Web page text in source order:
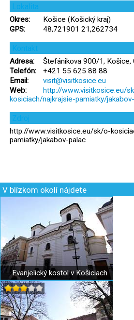
Lokalita
Okres:
Košice (Košický kraj)
GPS:
48,721901 21,262734
Kontakt
Adresa:
Štefánikova 900/1, Košice,
Telefón:
+421 55 625 88 88
Email:
visit@visitkosice.eu
Web:
http://www.visitkosice.eu/
kosiciach/najkrajsie-pamiatky/
Zdroj
http://www.visitkosice.eu/sk/o-
pamiatky/jakabov-palac
V blízkom okolí nájdete
Evanjelický kostol v Košiciach